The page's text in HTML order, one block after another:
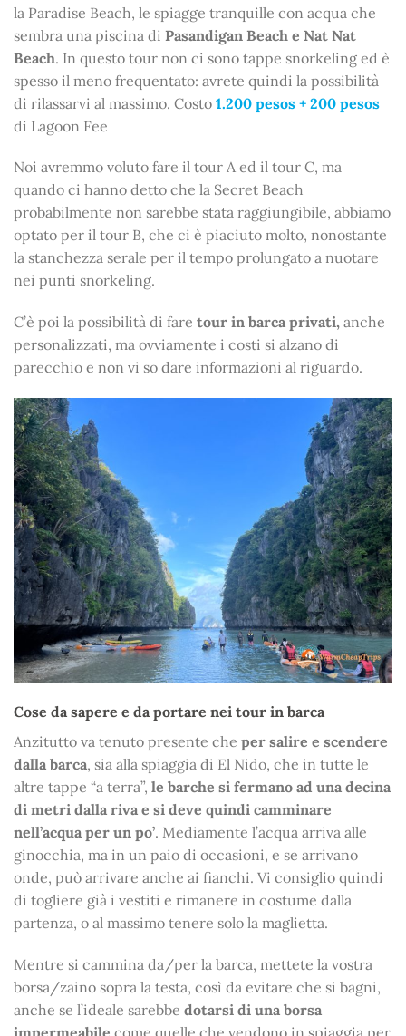
la Paradise Beach, le spiagge tranquille con acqua che
sembra una piscina di Pasandigan Beach e Nat Nat
Beach. In questo tour non ci sono tappe snorkeling ed è
spesso il meno frequentato: avrete quindi la possibilità
di rilassarvi al massimo. Costo 1.200 pesos + 200 pesos
di Lagoon Fee
Noi avremmo voluto fare il tour A ed il tour C, ma
quando ci hanno detto che la Secret Beach
probabilmente non sarebbe stata raggiungibile, abbiamo
optato per il tour B, che ci è piaciuto molto, nonostante
la stanchezza serale per il tempo prolungato a nuotare
nei punti snorkeling.
C’è poi la possibilità di fare tour in barca privati, anche
personalizzati, ma ovviamente i costi si alzano di
parecchio e non vi so dare informazioni al riguardo.
Cose da sapere e da portare nei tour in barca
Anzitutto va tenuto presente che per salire e scendere
dalla barca, sia alla spiaggia di El Nido, che in tutte le
altre tappe “a terra”, le barche si fermano ad una decina
di metri dalla riva e si deve quindi camminare
nell’acqua per un po’. Mediamente l’acqua arriva alle
ginocchia, ma in un paio di occasioni, e se arrivano
onde, può arrivare anche ai fianchi. Vi consiglio quindi
di togliere già i vestiti e rimanere in costume dalla
partenza, o al massimo tenere solo la maglietta.
Mentre si cammina da/per la barca, mettete la vostra
borsa/zaino sopra la testa, così da evitare che si bagni,
anche se l’ideale sarebbe dotarsi di una borsa